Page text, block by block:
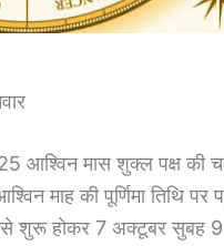
मास शुक्ल पक्ष की
माह की पूर्णिमा तिथि
शुरू होकर 7 अक्टूबर सुबह 9